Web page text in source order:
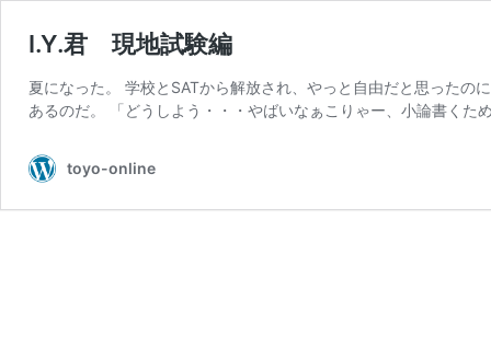
I.Y.君 現地試験編
夏になった。 学校とSATから解放され、やっと自由だと思ったの
あるのだ。 「どうしよう・・・やばいなぁこりゃー、小論書く
toyo-online